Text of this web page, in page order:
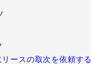
ースの取次を依頼する